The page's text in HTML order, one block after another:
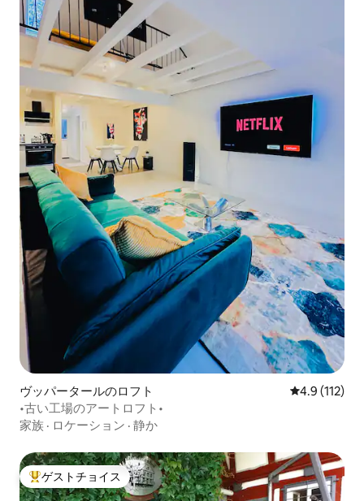
ヴッパータールのロフト レビュー112
4.9 (112)
•古い工場のアートロフト•
家族 · ロケーション · 静か
大好評のゲストチョイスです。
ゲストチョイス